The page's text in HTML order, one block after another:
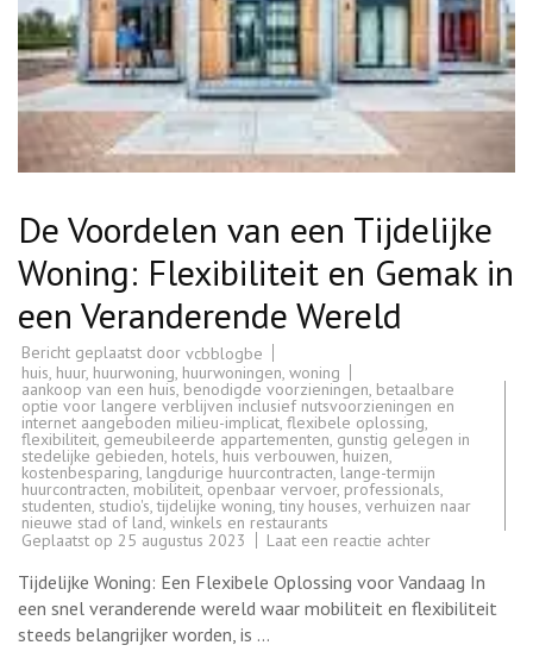
De Voordelen van een Tijdelijke
Woning: Flexibiliteit en Gemak in
een Veranderende Wereld
Bericht geplaatst door vcbblogbe
huis, huur, huurwoning, huurwoningen, woning
aankoop van een huis, benodigde voorzieningen, betaalbare
optie voor langere verblijven inclusief nutsvoorzieningen en
internet aangeboden milieu-implicat, flexibele oplossing,
flexibiliteit, gemeubileerde appartementen, gunstig gelegen in
stedelijke gebieden, hotels, huis verbouwen,huizen,
kostenbesparing, langdurige huurcontracten, lange-termijn
huurcontracten,mobiliteit,openbaar vervoer, professionals,
studenten, studio's,tijdelijke woning,tiny houses, verhuizen naar
nieuwe stad of land,winkels en restaurants
Geplaatst op 25 augustus 2023 Laat een reactie achterop
Voordelen
van
een
Tijdelijke
Tijdelijke Woning: Een Flexibele Oplossing voor Vandaag In
een snel veranderende wereld waar mobiliteit en flexibiliteit
steeds belangrijker worden, is …